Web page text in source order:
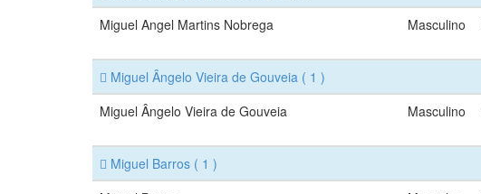
Miguel Angel Martins Nobrega
Masculino
Miguel Ângelo Vieira de Gouveia ( 1 )
Miguel Ângelo Vieira de Gouveia
Masculino
Miguel Barros ( 1 )